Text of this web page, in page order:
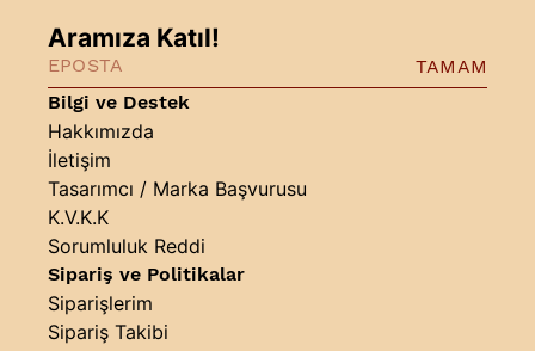
Bilgi ve Destek
Hakkımızda
İletişim
Tasarımcı / Marka Başvurusu
K.V.K.K
Sorumluluk Reddi
Sipariş ve Politikalar
Siparişlerim
Sipariş Takibi
Aramıza Katıl!
TAMAM